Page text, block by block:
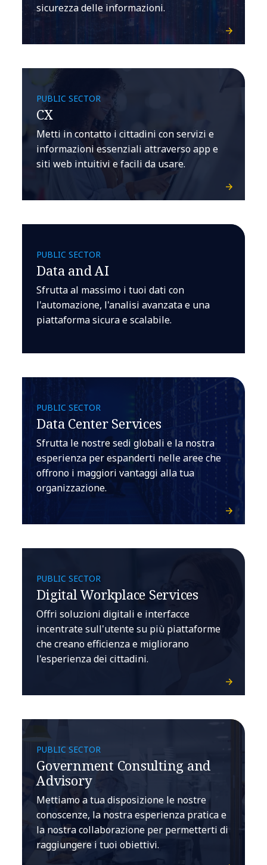
sicurezza delle informazioni.
PUBLIC SECTOR
CX
Metti in contatto i cittadini con servizi e
informazioni essenziali attraverso app e
siti web intuitivi e facili da usare.
PUBLIC SECTOR
Data and AI
Sfrutta al massimo i tuoi dati con
l'automazione, l'analisi avanzata e una
piattaforma sicura e scalabile.
PUBLIC SECTOR
Data Center Services
Sfrutta le nostre sedi globali e la nostra
esperienza per espanderti nelle aree che
offrono i maggiori vantaggi alla tua
organizzazione.
PUBLIC SECTOR
Digital Workplace Services
Offri soluzioni digitali e interfacce
incentrate sull'utente su più piattaforme
che creano efficienza e migliorano
l'esperienza dei cittadini.
PUBLIC SECTOR
Government Consulting and
Advisory
Mettiamo a tua disposizione le nostre
conoscenze, la nostra esperienza pratica e
la nostra collaborazione per permetterti di
raggiungere i tuoi obiettivi.